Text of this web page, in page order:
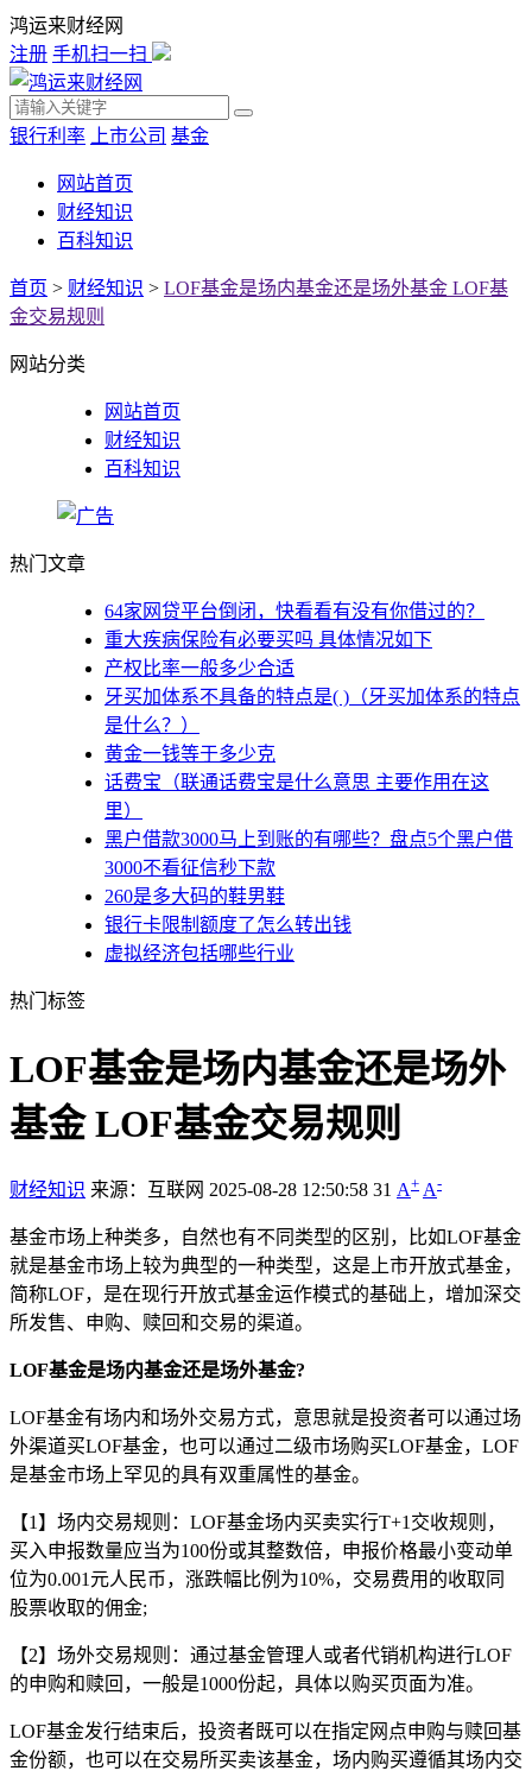
鸿运来财经网
注册 手机扫一扫
银行利率 上市公司 基金
网站首页
财经知识
百科知识
首页 > 财经知识 > LOF基金是场内基金还是场外基金 LOF基
金交易规则
网站分类
网站首页
财经知识
百科知识
热门文章
64家网贷平台倒闭，快看看有没有你借过的？
重大疾病保险有必要买吗 具体情况如下
产权比率一般多少合适
牙买加体系不具备的特点是( )（牙买加体系的特点
是什么？）
黄金一钱等于多少克
话费宝（联通话费宝是什么意思 主要作用在这
里）
黑户借款3000马上到账的有哪些？盘点5个黑户借
3000不看征信秒下款
260是多大码的鞋男鞋
银行卡限制额度了怎么转出钱
虚拟经济包括哪些行业
热门标签
LOF基金是场内基金还是场外
基金 LOF基金交易规则
财经知识 来源：互联网 2025-08-28 12:50:58 31 A+ A-
基金市场上种类多，自然也有不同类型的区别，比如LOF基金
就是基金市场上较为典型的一种类型，这是上市开放式基金，
简称LOF，是在现行开放式基金运作模式的基础上，增加深交
所发售、申购、赎回和交易的渠道。
LOF基金是场内基金还是场外基金?
LOF基金有场内和场外交易方式，意思就是投资者可以通过场
外渠道买LOF基金，也可以通过二级市场购买LOF基金，LOF
是基金市场上罕见的具有双重属性的基金。
【1】场内交易规则：LOF基金场内买卖实行T+1交收规则，
买入申报数量应当为100份或其整数倍，申报价格最小变动单
位为0.001元人民币，涨跌幅比例为10%，交易费用的收取同
股票收取的佣金;
【2】场外交易规则：通过基金管理人或者代销机构进行LOF
的申购和赎回，一般是1000份起，具体以购买页面为准。
LOF基金发行结束后，投资者既可以在指定网点申购与赎回基
金份额，也可以在交易所买卖该基金，场内购买遵循其场内交